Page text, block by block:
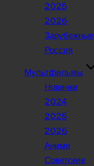
2025
2026
Зарубежные
Россия
Мультфильмы
Новинки
2024
2025
2026
Аниме
Советские